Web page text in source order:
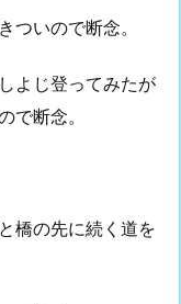
ついので断念。
よじ登ってみたが
で断念。
橋の先に続く道を